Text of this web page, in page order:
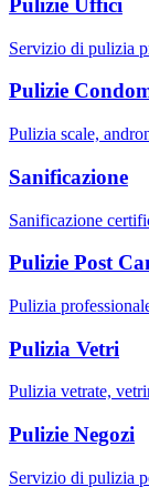
Pulizie Uffici
Servizio di pulizia
Pulizie
Pulizia scale,
Sanificazione
Sanificazione
Pulizie Post
Pulizia
Pulizia Vetri
Pulizia vetrate,
Pulizie Negozi
Servizio di pulizia